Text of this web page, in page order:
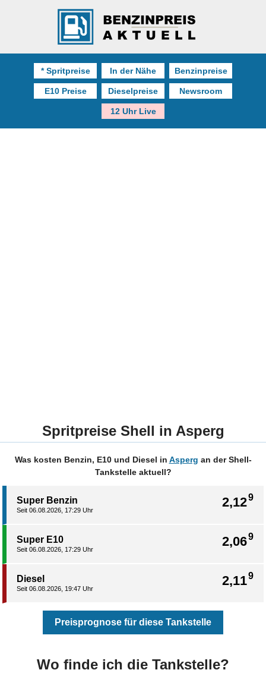
* Spritpreise In der Nähe Benzinpreise
E10 Preise Dieselpreise Newsroom
12 Uhr Live
Spritpreise Shell in Asperg
Was kosten Benzin, E10 und Diesel in Asperg an der Shell-
Tankstelle aktuell?
2,129
Super Benzin
Seit 06.08.2026, 17:29 Uhr
2,069
Super E10
Seit 06.08.2026, 17:29 Uhr
2,119
Diesel
Seit 06.08.2026, 19:47 Uhr
Preisprognose für diese Tankstelle
Wo finde ich die Tankstelle?